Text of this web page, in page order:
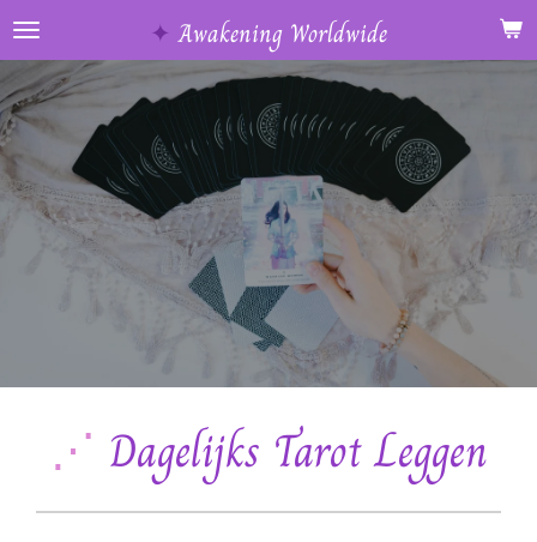
Ga
direct
naar
de
hoofdinhoud
✦ Awakening Worldwide
⋰ Dagelijks Tarot Leggen